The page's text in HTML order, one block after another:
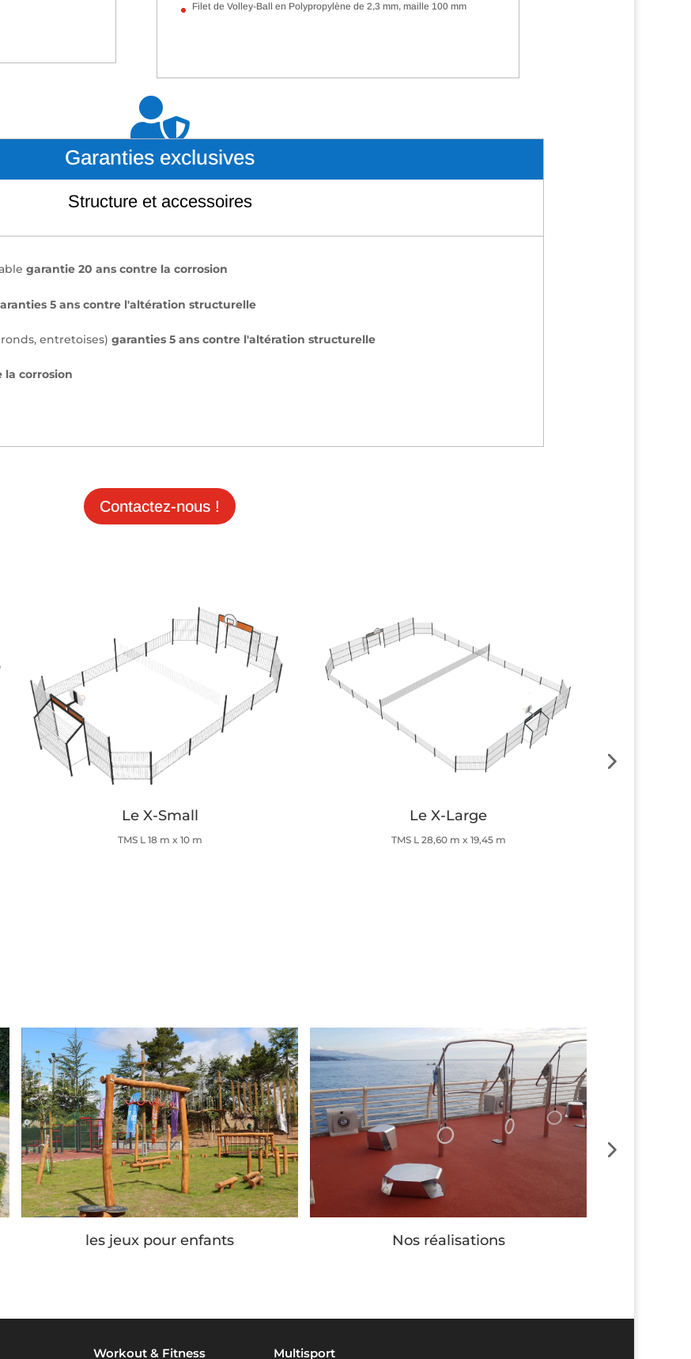
Filet de Volley-Ball en Polypropylène de 2,3 mm, maille 100 mm

Garanties exclusives
Structure et accessoires
garantie 20 ans contre la corrosion
5 ans contre l'altération structurelle
entretoises) garanties 5 ans contre l'altération structurelle
la corrosion
Contactez-nous !
Le X-Small
TMS L 18 m x 10 m
Le X-Large
TMS L 28,60 m x 19,45 m
les jeux pour enfants Nos réalisations
Workout & Fitness Multisport